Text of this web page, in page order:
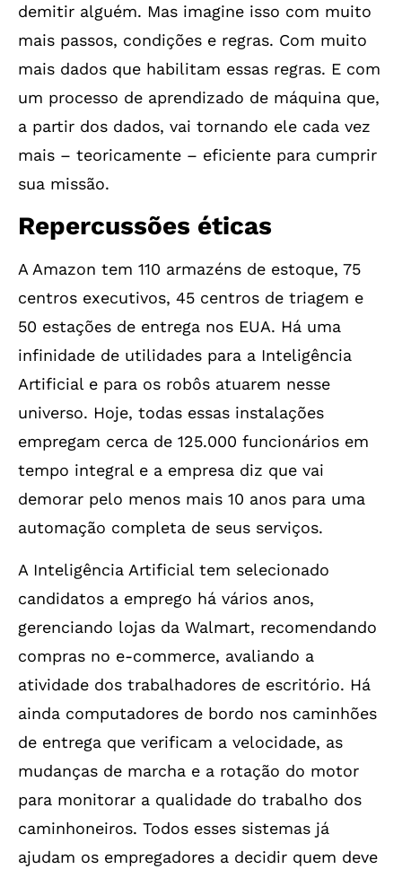
demitir alguém. Mas imagine isso com muito
mais passos, condições e regras. Com muito
mais dados que habilitam essas regras. E com
um processo de aprendizado de máquina que,
a partir dos dados, vai tornando ele cada vez
mais – teoricamente – eficiente para cumprir
sua missão.
Repercussões éticas
A Amazon tem 110 armazéns de estoque, 75
centros executivos, 45 centros de triagem e
50 estações de entrega nos EUA. Há uma
infinidade de utilidades para a Inteligência
Artificial e para os robôs atuarem nesse
universo. Hoje, todas essas instalações
empregam cerca de 125.000 funcionários em
tempo integral e a empresa diz que vai
demorar pelo menos mais 10 anos para uma
automação completa de seus serviços.
A Inteligência Artificial tem selecionado
candidatos a emprego há vários anos,
gerenciando lojas da Walmart, recomendando
compras no e-commerce, avaliando a
atividade dos trabalhadores de escritório. Há
ainda computadores de bordo nos caminhões
de entrega que verificam a velocidade, as
mudanças de marcha e a rotação do motor
para monitorar a qualidade do trabalho dos
caminhoneiros. Todos esses sistemas já
ajudam os empregadores a decidir quem deve